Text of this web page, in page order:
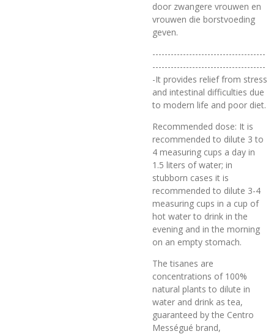
door zwangere vrouwen en
vrouwen die borstvoeding
geven.
-------------------------------------
-------------------------------------
-It provides relief from stress
and intestinal difficulties due
to modern life and poor diet.
Recommended dose: It is
recommended to dilute 3 to
4 measuring cups a day in
1.5 liters of water; in
stubborn cases it is
recommended to dilute 3-4
measuring cups in a cup of
hot water to drink in the
evening and in the morning
on an empty stomach.
The tisanes are
concentrations of 100%
natural plants to dilute in
water and drink as tea,
guaranteed by the Centro
Mességué brand,